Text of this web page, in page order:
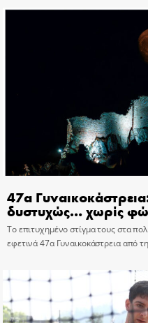
47α
δυστυχώς… χωρίς
Το επιτυχημένο στίγμα τους στα
εφετινά 47α Γυναικοκάστρεια από